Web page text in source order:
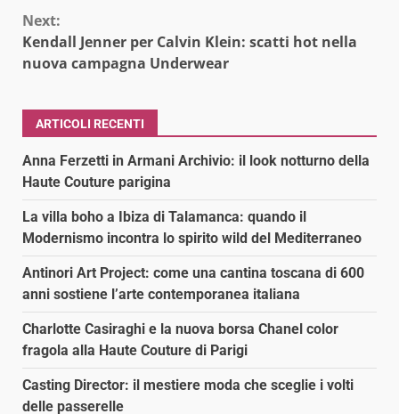
Next:
Kendall Jenner per Calvin Klein: scatti hot nella
nuova campagna Underwear
ARTICOLI RECENTI
Anna Ferzetti in Armani Archivio: il look notturno della
Haute Couture parigina
La villa boho a Ibiza di Talamanca: quando il
Modernismo incontra lo spirito wild del Mediterraneo
Antinori Art Project: come una cantina toscana di 600
anni sostiene l’arte contemporanea italiana
Charlotte Casiraghi e la nuova borsa Chanel color
fragola alla Haute Couture di Parigi
Casting Director: il mestiere moda che sceglie i volti
delle passerelle